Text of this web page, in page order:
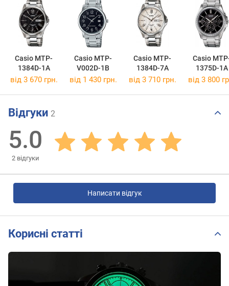
Casio MTP-
1384D-1A
Casio MTP-
V002D-1B
Casio MTP-
1384D-7A
Casio
1375D-1A
від 3 670 грн. від 1 430 грн. від 3 710 грн. від 3 800
Відгуки 2
5.0
2 відгуки
Написати відгук
Корисні статті